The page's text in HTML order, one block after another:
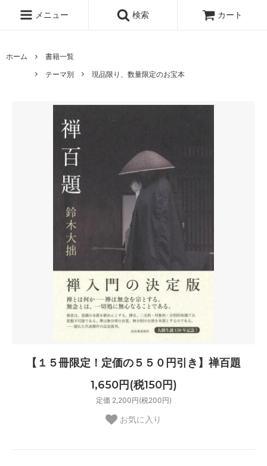
メニュー 検索 カート
ホーム
書籍一覧
テーマ別
現品限り、数量限定のお宝本
【１５冊限定！定価の５５０円引き】禅百題
1,650円(税150円)
定価 2,200円(税200円)
お気に入り